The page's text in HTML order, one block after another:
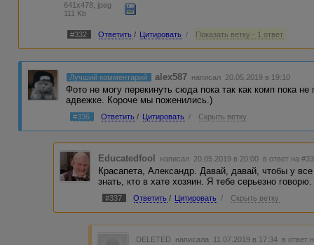
641x478, jpeg
111 Kb
#332 Ответить / Цитировать / Показать ветку - 1 ответ
Лучший комментарий alex587 написал 20.05.2019 в 19:10
Фото не могу перекинуть сюда пока так как комп пока
адвежке. Короче мы поженились.)
#336 Ответить / Цитировать / Скрыть ветку
Educatedfool написал 20.05.2019 в 20:00 в ответ на
Красапета, Александр. Давай, давай, чтобы у
знать, кто в хате хозяин. Я тебе серьезно говорю.
#337 Ответить / Цитировать / Скрыть ветку
DELETED написала 11.07.2019 в 17:34 в ответ